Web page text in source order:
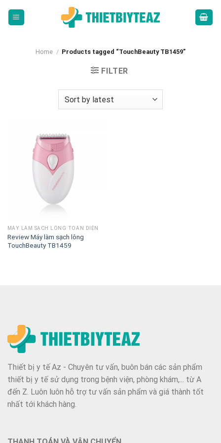
Home / Products tagged “TouchBeauty TB1459”
FILTER
MÁY LÀM SẠCH LÔNG TOÀN DIỆN
Review Máy làm sạch lông
TouchBeauty TB1459
Thiết bị y tế Az - Chuyên tư vấn, buôn bán các sản phẩm
thiết bị y tế sử dụng trong bệnh viện, phòng khám,... từ A
đến Z. Luôn luôn hỗ trợ tư vấn sản phẩm và giá thành tốt
nhất tới khách hàng.